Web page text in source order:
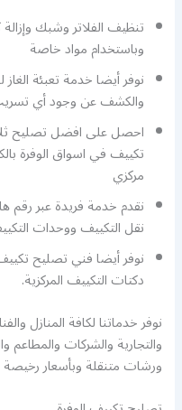
تنظيف الفلاتر وشبك وإزالة
وباستخدام مواد خاصة
نوفر أيضا خدمة تعبئة الغاز
والكشف عن وجود أي
احصل على افضل تصليح
تكييف في اسواق الوفرة
مركزي
نقدم خدمة فريدة عبر
نقل التكييف ووحدات
نوفر أيضا فني تصليح
دكتات التكييف المركزية.
نوفر خدماتنا لكافة المنازل
والتجارية والشركات
ورشات متنقلة وبأسعار